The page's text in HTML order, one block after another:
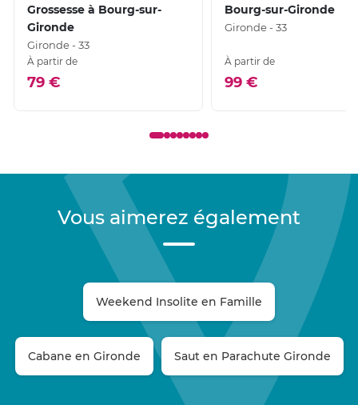
Grossesse à Bourg-sur-
Gironde
Gironde - 33
À partir de
79 €
Bourg-sur-Gironde
Gironde - 33
À partir de
99 €
Vous aimerez également
Weekend Insolite en Famille
Cabane en Gironde Saut en Parachute Gironde